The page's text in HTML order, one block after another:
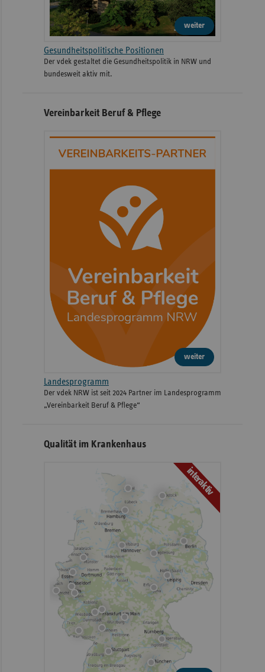
weiter
Gesundheitspolitische Positionen
Der vdek gestaltet die Gesundheitspolitik in NRW und
bundesweit aktiv mit.
Vereinbarkeit Beruf & Pflege
weiter
Landesprogramm
Der vdek NRW ist seit 2024 Partner im Landesprogramm
„Vereinbarkeit Beruf & Pflege“
Qualität im Krankenhaus
interaktiv